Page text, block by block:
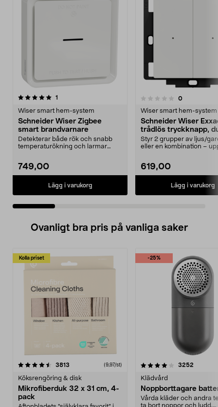
1
Wiser smart hem-system
Schneider Wiser Zigbee
smart brandvarnare
Detekterar både rök och snabb
temperaturökning och larmar
749,00
Lägg i varukorg
0.0 av 5 stjärnor 0recensioner
Wiser smart hem-system
Schneider Wiser
trådlös tryckknapp,
Styr 2 grupper av ljus/
eller en kombination –
619,00
Lägg i varukorg
0.0 av 5 stjärnor
Ovanligt bra pris på vanliga saker
Kolla priset
3813 (9,97/st)
Köksrengöring & disk
Mikrofiberduk 32 x 31 cm, 4-
pack
-25%
4.0av 5 stjärnor 3252
Klädvård
Noppborttagare
Vårda kläder och andra
4.5av 5 stjärnor